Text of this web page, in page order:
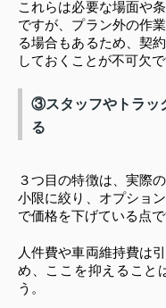
これらは必要な場面や
ですが、プラン外の作
る場合もあるため、契
しておくことが不可欠で
③スタッフやトラッ
る
３つ目の特徴は、実際
小限に絞り、オプショ
で価格を下げている点で
人件費や車両維持費は
め、ここを抑えること
う。